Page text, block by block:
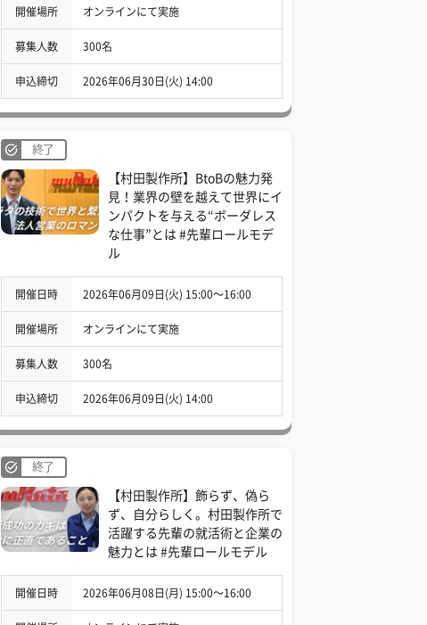
開催場所 オンラインにて実施
募集人数 300名
申込締切 2026年06月30日(火) 14:00
終了
【村田製作所】BtoBの魅力発
見！業界の壁を越えて世界にイ
ンパクトを与える“ボーダレス
な仕事”とは #先輩ロールモデ
ル
開催日時 2026年06月09日(火) 15:00〜16:00
開催場所 オンラインにて実施
募集人数 300名
申込締切 2026年06月09日(火) 14:00
終了
【村田製作所】飾らず、偽ら
ず、自分らしく。村田製作所で
活躍する先輩の就活術と企業の
魅力とは #先輩ロールモデル
開催日時 2026年06月08日(月) 15:00〜16:00